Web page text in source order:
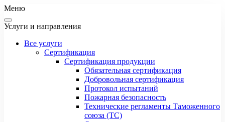
Меню
Услуги и направления
Все услуги
Сертификация
Сертификация продукции
Обязательная сертификация
Добровольная сертификация
Протокол испытаний
Пожарная безопасность
Технические регламенты Таможенного
союза (ТС)